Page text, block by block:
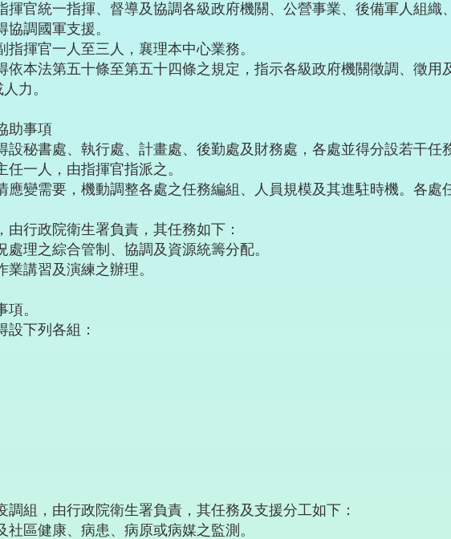
統一指揮、督導及協調各級政府機關、公營事業、後備軍人組織
調國軍支援。
揮官一人至三人，襄理本中心業務。
法第五十條至第五十四條之規定，指示各級政府機關徵調、徵用
力。
事項
書處、執行處、計畫處、後勤處及財務處，各處並得分設若干任務
一人，由指揮官指派之。
變需要，機動調整各處之任務編組、人員規模及其進駐時機。各處
政院衛生署負責，其任務如下：
處理之綜合管制、協調及資源統籌分配。
講習及演練之辦理。
。
下列各組：
，由行政院衛生署負責，其任務及支援分工如下：
社區健康、病患、病原或病媒之監測。